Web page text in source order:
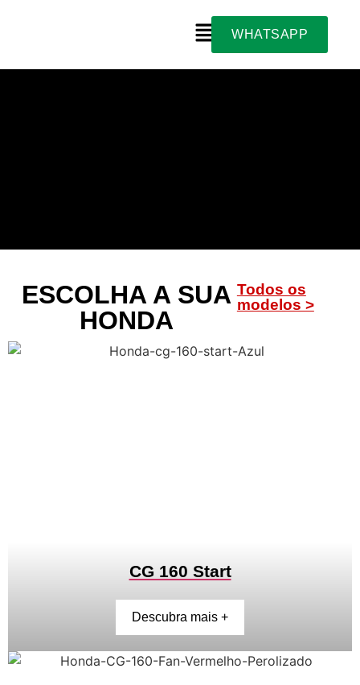
WHATSAPP
ESCOLHA A SUA
HONDA
Todos os
modelos >
CG 160 Start
Descubra mais +